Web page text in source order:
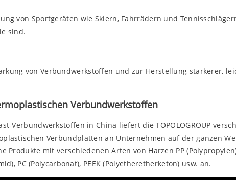
von Sportgeräten wie Skiern, Fahrrädern und
sind.
von Verbundwerkstoffen und zur Herstellung stärkerer,
Verbundwerkstoffen
Verbundwerkstoffen in China liefert die TOPOLOGROUP
Verbundplatten an Unternehmen auf der ganzen
mit verschiedenen Arten von Harzen PP
PC (Polycarbonat), PEEK (Polyetheretherketon) usw. an.